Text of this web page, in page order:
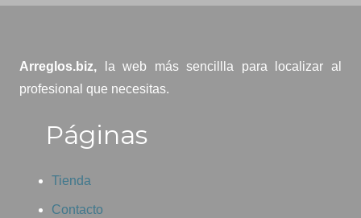
Arreglos.biz,
la web más sencillla para localizar al
profesional que necesitas.
Páginas
Tienda
Contacto